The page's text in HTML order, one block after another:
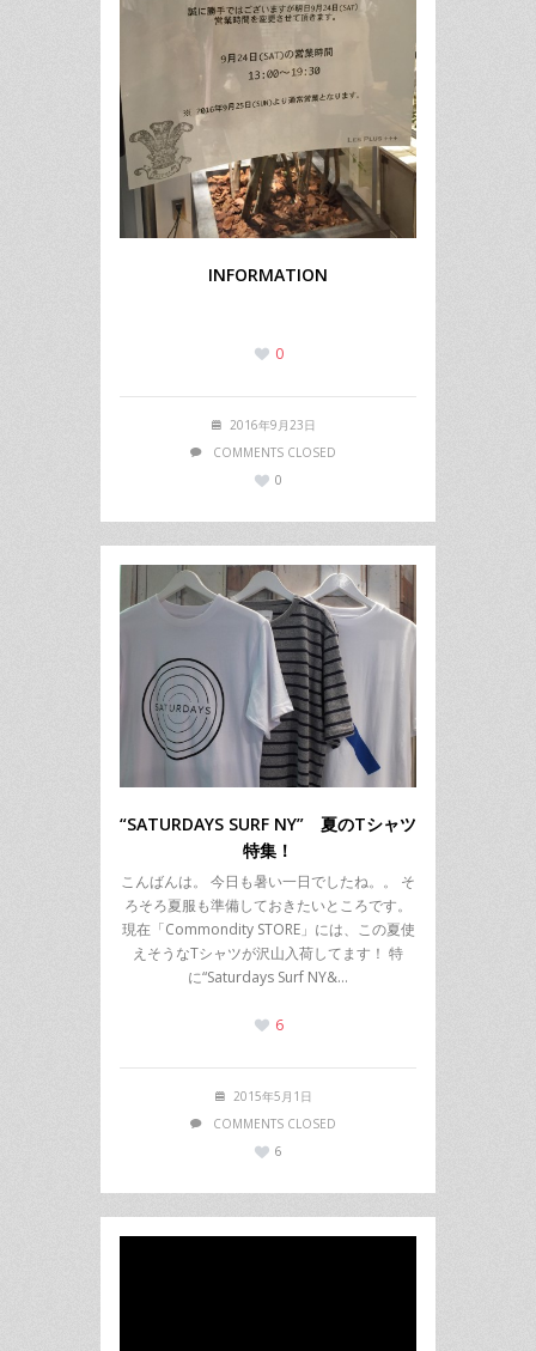
INFORMATION
0
2016年9月23日
COMMENTS CLOSED
0
“SATURDAYS SURF NY” 夏のTシャツ
特集！
こんばんは。 今日も暑い一日でしたね。。 そ
ろそろ夏服も準備しておきたいところです。
現在「Commondity STORE」には、この夏使
えそうなTシャツが沢山入荷してます！ 特
に“Saturdays Surf NY&…
6
2015年5月1日
COMMENTS CLOSED
6